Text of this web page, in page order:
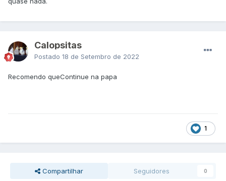
Calopsitas
Postado 18 de Setembro de 2022
Recomendo queContinue na papa
1
Compartilhar Seguidores 0